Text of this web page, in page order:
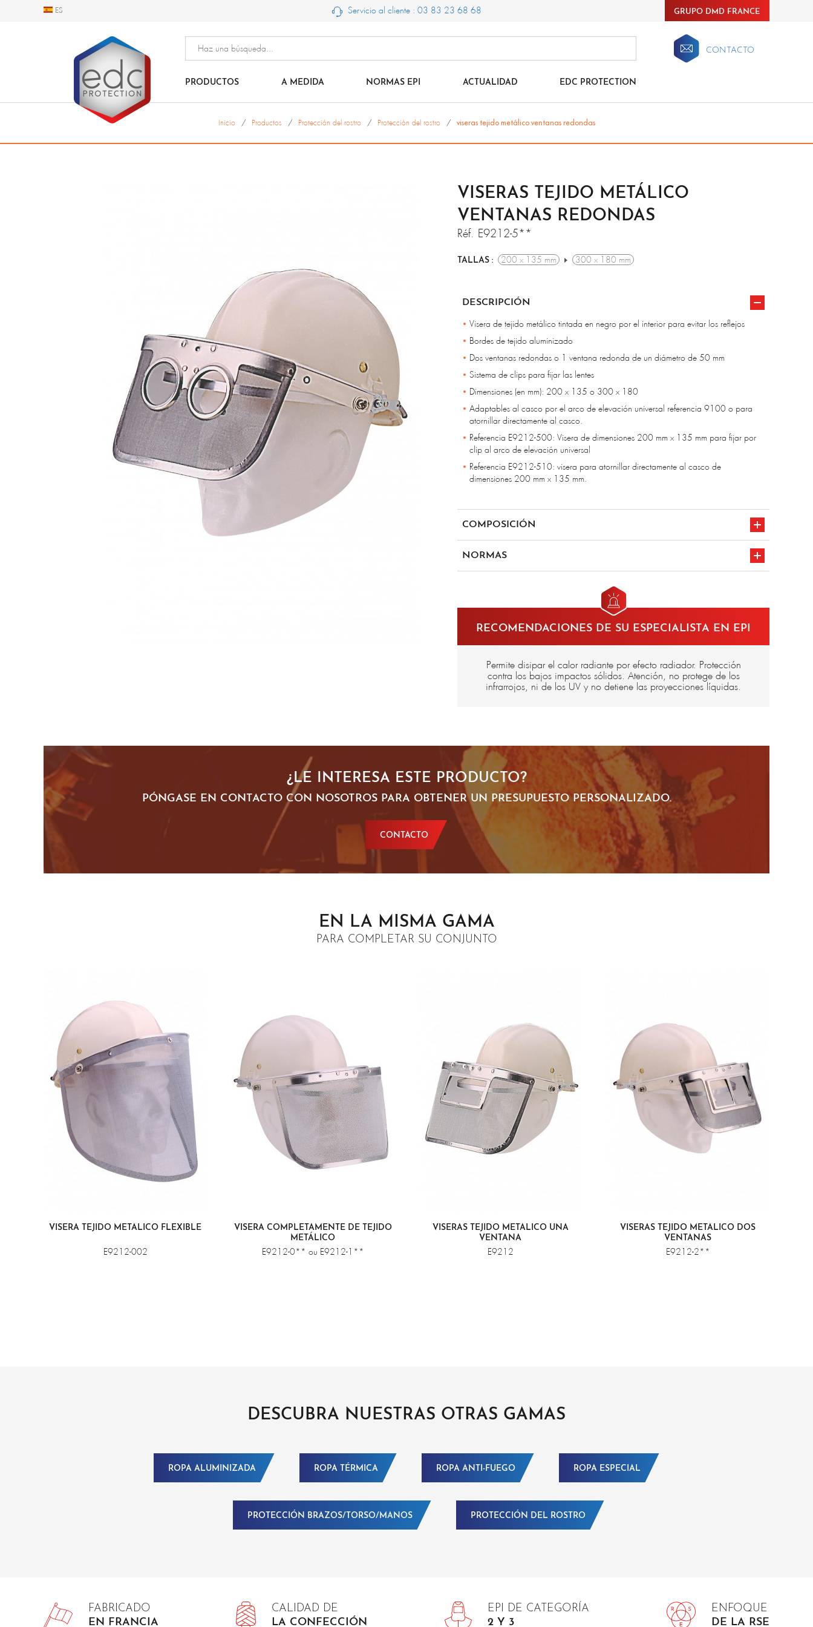
ES
ES Servicio al cliente : 03 83 23 68 68 GRUPO DMD FRANCE
CONTACTO
PRODUCTOS A MEDIDA NORMAS EPI ACTUALIDAD EDC PROTECTION
Inicio Productos Protección del rostro Protección del rostro viseras tejido metálico ventanas redondas
VISERAS TEJIDO METÁLICO
VENTANAS REDONDAS
Réf. E9212-5**
TALLAS : 200 x 135 mm 300 x 180 mm
DESCRIPCIÓN
Visera de tejido metálico tintada en negro por el interior para evitar los reflejos
Bordes de tejido aluminizado
Dos ventanas redondas o 1 ventana redonda de un diámetro de 50 mm
Sistema de clips para fijar las lentes
Dimensiones (en mm): 200 x 135 o 300 x 180
Adaptables al casco por el arco de elevación universal referencia 9100 o para
atornillar directamente al casco.
Referencia E9212-500: Visera de dimensiones 200 mm x 135 mm para fijar por
clip al arco de elevación universal
Referencia E9212-510: visera para atornillar directamente al casco de
dimensiones 200 mm x 135 mm.
COMPOSICIÓN
Tejido aluminizado en el borde
NORMAS
RECOMENDACIONES DE SU ESPECIALISTA EN EPI
Permite disipar el calor radiante por efecto radiador. Protección
contra los bajos impactos sólidos. Atención, no protege de los
infrarrojos, ni de los UV y no detiene las proyecciones líquidas.
¿LE INTERESA ESTE PRODUCTO?
PÓNGASE EN CONTACTO CON NOSOTROS PARA OBTENER UN PRESUPUESTO PERSONALIZADO.
CONTACTO
EN LA MISMA GAMA
PARA COMPLETAR SU CONJUNTO
VISERA TEJIDO METÁLICO FLEXIBLE
E9212-002
VISERA COMPLETAMENTE DE TEJIDO
METÁLICO
E9212-0** ou E9212-1**
VISERAS TEJIDO METÁLICO UNA
VENTANA
E9212
VISERAS TEJIDO METÁLICO DOS
VENTANAS
E9212-2**
DESCUBRA NUESTRAS OTRAS GAMAS
ROPA ALUMINIZADA ROPA TÉRMICA ROPA ANTI-FUEGO ROPA ESPECIAL
PROTECCIÓN BRAZOS/TORSO/MANOS PROTECCIÓN DEL ROSTRO
FABRICADO
EN FRANCIA
CALIDAD DE
LA CONFECCIÓN
EPI DE CATEGORÍA
2 Y 3
ENFOQUE
DE LA RSE